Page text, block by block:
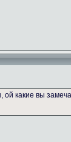
какие вы